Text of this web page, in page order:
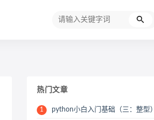
热门文章
1 python小白入门基础（三：整型）